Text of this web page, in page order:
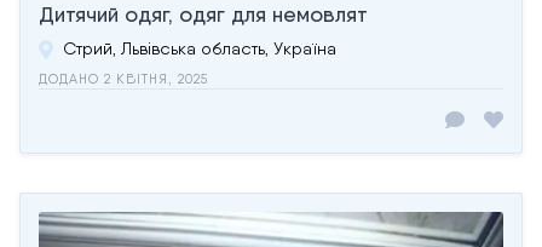
Дитячий одяг, одяг для немовлят
Стрий, Львівська область, Україна
ДОДАНО 2 КВІТНЯ, 2025